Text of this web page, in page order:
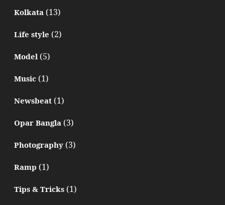
Kolkata(13)
Life style (2)
Model(5)
Music(1)
Newsbeat(1)
Opar Bangla(3)
Photography(3)
Ramp (1)
Tips & Tricks(1)